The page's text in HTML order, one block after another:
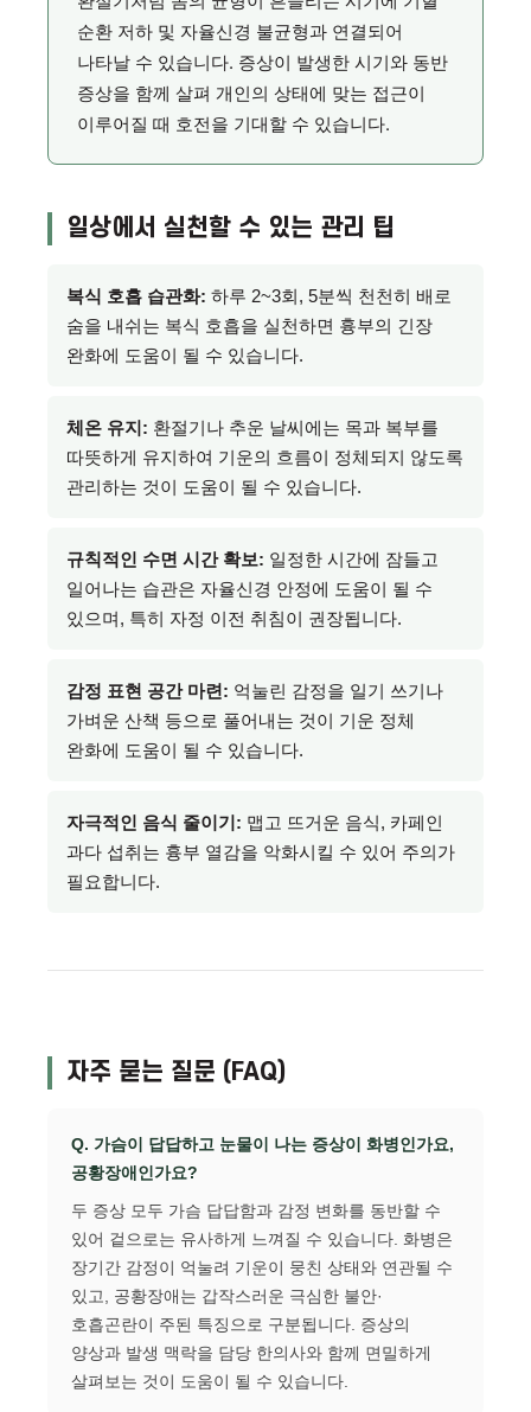
순환 저하 및 자율신경 불균형과 연결되어
나타날 수 있습니다. 증상이 발생한 시기와 동반
증상을 함께 살펴 개인의 상태에 맞는 접근이
이루어질 때 호전을 기대할 수 있습니다.
일상에서 실천할 수 있는 관리 팁
복식 호흡 습관화: 하루 2~3회, 5분씩 천천히 배로
숨을 내쉬는 복식 호흡을 실천하면 흉부의 긴장
완화에 도움이 될 수 있습니다.
체온 유지: 환절기나 추운 날씨에는 목과 복부를
따뜻하게 유지하여 기운의 흐름이 정체되지 않도록
관리하는 것이 도움이 될 수 있습니다.
규칙적인 수면 시간 확보: 일정한 시간에 잠들고
일어나는 습관은 자율신경 안정에 도움이 될 수
있으며, 특히 자정 이전 취침이 권장됩니다.
감정 표현 공간 마련: 억눌린 감정을 일기 쓰기나
가벼운 산책 등으로 풀어내는 것이 기운 정체
완화에 도움이 될 수 있습니다.
자극적인 음식 줄이기: 맵고 뜨거운 음식, 카페인
과다 섭취는 흉부 열감을 악화시킬 수 있어 주의가
필요합니다.
자주 묻는 질문 (FAQ)
Q. 가슴이 답답하고 눈물이 나는 증상이 화병인가요,
공황장애인가요?
두 증상 모두 가슴 답답함과 감정 변화를 동반할 수
있어 겉으로는 유사하게 느껴질 수 있습니다. 화병은
장기간 감정이 억눌려 기운이 뭉친 상태와 연관될 수
있고, 공황장애는 갑작스러운 극심한 불안·
호흡곤란이 주된 특징으로 구분됩니다. 증상의
양상과 발생 맥락을 담당 한의사와 함께 면밀하게
살펴보는 것이 도움이 될 수 있습니다.